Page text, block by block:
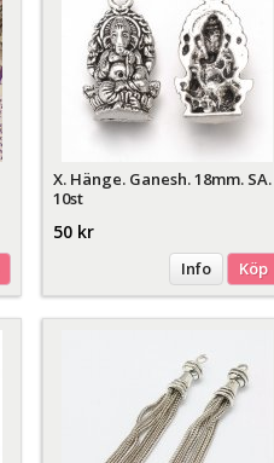
X. Hänge. Ganesh. 18mm. SA.
10st
50 kr
Info Köp